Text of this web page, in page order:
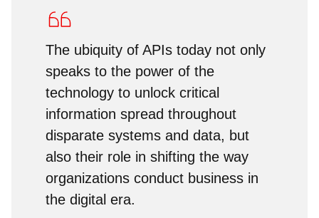
The ubiquity of APIs today not only
speaks to the power of the
technology to unlock critical
information spread throughout
disparate systems and data, but
also their role in shifting the way
organizations conduct business in
the digital era.